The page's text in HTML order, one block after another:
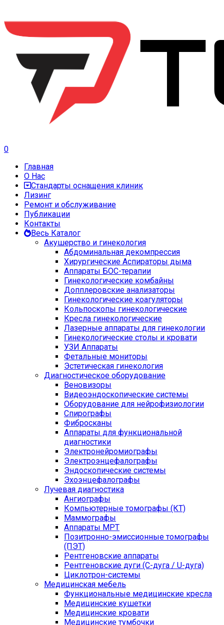
0
Главная
О Нас
Стандарты оснащения клиник
Лизинг
Ремонт и обслуживание
Публикации
Контакты
Весь Каталог
Акушерство и гинекология
Абдоминальная декомпрессия
Хирургические Аспираторы дыма
Аппараты БОС-терапии
Гинекологические комбайны
Допплеровские анализаторы
Гинекологические коагуляторы
Кольпоскопы гинекологические
Кресла гинекологические
Лазерные аппараты для гинекологии
Гинекологические столы и кровати
УЗИ Аппараты
Фетальные мониторы
Эстетическая гинекология
Диагностическое оборудование
Веновизоры
Видеоэндоскопические системы
Оборудование для нейрофизиологии
Спирографы
Фибросканы
Аппараты для функциональной
диагностики
Электронейромиографы
Электроэнцефалографы
Эндоскопические системы
Эхоэнцефалографы
Лучевая диагностика
Ангиографы
Компьютерные томографы (КТ)
Маммографы
Аппараты МРТ
Позитронно-эмиссионные томографы
(ПЭТ)
Рентгеновские аппараты
Рентгеновские дуги (С-дуга / U-дуга)
Циклотрон-системы
Медицинская мебель
Функциональные медицинские кресла
Медицинские кушетки
Медицинские кровати
Медицинские тумбочки